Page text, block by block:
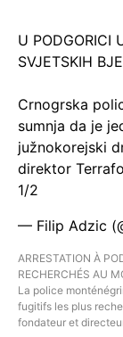
U PODGORICI
SVJETSKIH
Crnogrska
sumnja da je
južnokorejski
direktor
1/2
— Filip Adzic
ARRESTATION À
RECHERCHÉS AU
La police
fugitifs les plus
fondateur et